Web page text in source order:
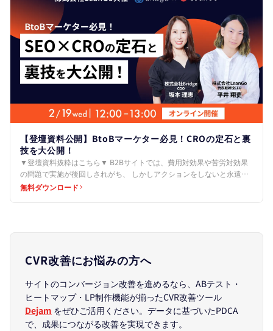
【登壇資料公開】BtoBマーケター必見！CROの定石と裏
技を大公開！
▼登壇資料抜粋はこちら▼ B2Bサイトでは、費用対効果や苦労対効果
の問題で実施が後回しされがち、 しかしアクションをしないと永遠に
機会損失をします。 ↓ 定石パート 1.簡単でもい…
無料ダウンロード
CVR改善にお悩みの方へ
サイトのコンバージョン改善を進めるなら、ABテスト・
ヒートマップ・LP制作機能が揃ったCVR改善ツール
Dejam をぜひご活用ください。データに基づいたPDCA
で、成果につながる改善を実現できます。